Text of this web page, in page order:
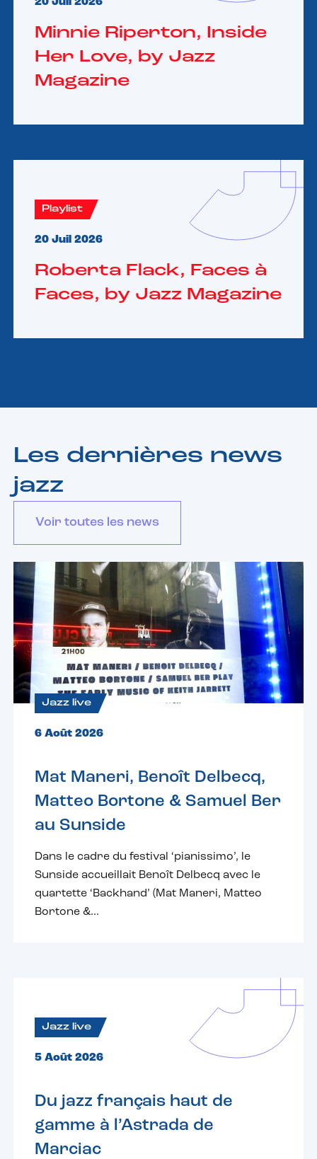
Minnie Riperton, Inside
Her Love, by Jazz
Magazine
Playlist
20 Juil 2026
Roberta Flack, Faces à
Faces, by Jazz Magazine
Les dernières news
jazz
Voir toutes les news
Jazz live
6 Août 2026
Mat Maneri, Benoît Delbecq,
Matteo Bortone & Samuel Ber
au Sunside
Dans le cadre du festival ‘pianissimo’, le
Sunside accueillait Benoît Delbecq avec le
quartette ‘Backhand’ (Mat Maneri, Matteo
Bortone &...
Jazz live
5 Août 2026
Du jazz français haut de
gamme à l’Astrada de
Marciac